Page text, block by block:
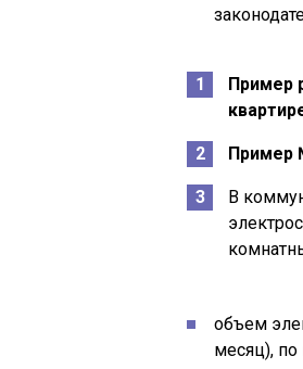
Пример
Пример
В
объем
месяц), по